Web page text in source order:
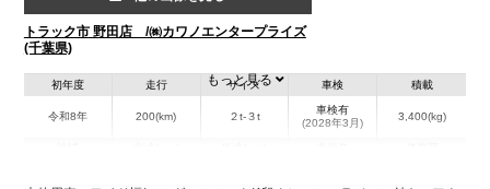
トラック市 野田店 /㈱カワノエンタープライズ
(千葉県)
初年度
令和8年
走行
200(km)
サイズ
２t-３t
車検
車検有
(2028年3月)
積載
3,400(kg)
千葉県
W:2,080
W:2,220
もっと見る